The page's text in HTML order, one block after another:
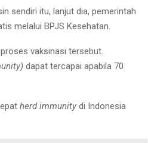
sendiri itu, lanjut dia, pemerintah
melalui BPJS Kesehatan.
vaksinasi tersebut.
dapat tercapai apabila 70
herd immunity di Indonesia